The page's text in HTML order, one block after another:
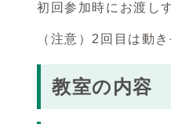
初回参加時にお渡し
（注意）2回目は動
教室の内容